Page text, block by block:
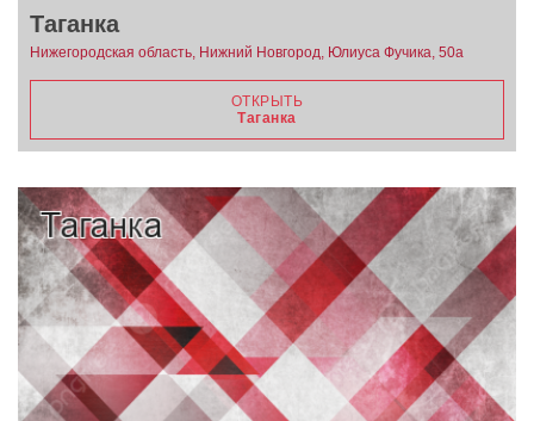
Таганка
Нижегородская область, Нижний Новгород, Юлиуса Фучика, 50а
ОТКРЫТЬ
Таганка